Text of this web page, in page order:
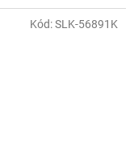
Kód:SLK-56891K